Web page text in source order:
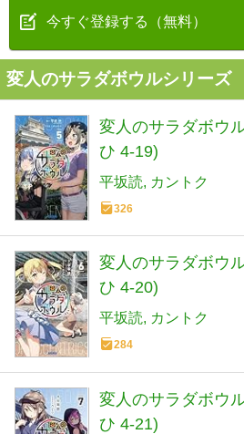
今すぐ登録する（無料）
変人のサラダボウルシリーズ
変人のサラダボウ
ひ 4-19)
平坂読 カントク
326
変人のサラダボウ
ひ 4-20)
平坂読 カントク
284
変人のサラダボウ
ひ 4-21)